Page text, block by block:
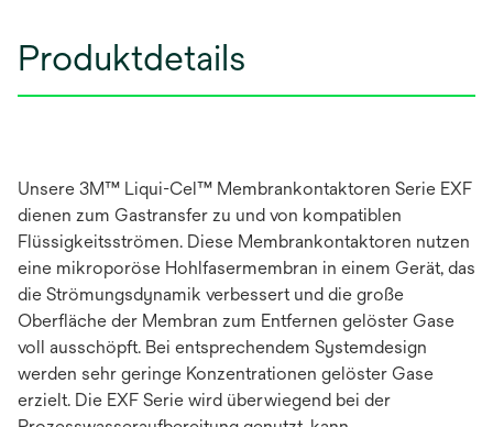
Produktdetails
Unsere 3M™ Liqui-Cel™ Membrankontaktoren Serie EXF
dienen zum Gastransfer zu und von kompatiblen
Flüssigkeitsströmen. Diese Membrankontaktoren nutzen
eine mikroporöse Hohlfasermembran in einem Gerät, das
die Strömungsdynamik verbessert und die große
Oberfläche der Membran zum Entfernen gelöster Gase
voll ausschöpft. Bei entsprechendem Systemdesign
werden sehr geringe Konzentrationen gelöster Gase
erzielt. Die EXF Serie wird überwiegend bei der